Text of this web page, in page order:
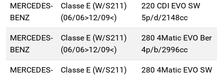
MERCEDES-
BENZ
Classe E (W/S211)
(06/06>12/09<)
220 CDI EVO SW
5p/d/2148cc
MERCEDES-
BENZ
Classe E (W/S211)
(06/06>12/09<)
280 4Matic EVO Ber
4p/b/2996cc
MERCEDES-
Classe E (W/S211)
280 4Matic EVO SW